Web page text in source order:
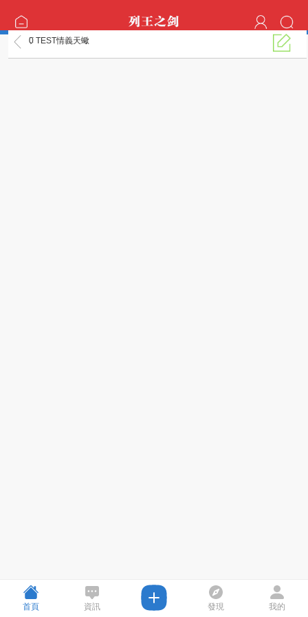
列王的紛爭外掛 - 列王之劍帳務區
0 TEST情義天蠍
首頁 資訊 發現 我的